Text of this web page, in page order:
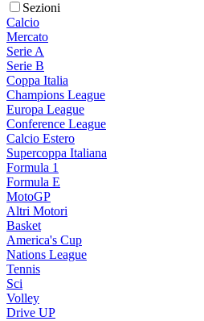
Sezioni
Calcio
Mercato
Serie A
Serie B
Coppa Italia
Champions League
Europa League
Conference League
Calcio Estero
Supercoppa Italiana
Formula 1
Formula E
MotoGP
Altri Motori
Basket
America's Cup
Nations League
Tennis
Sci
Volley
Drive UP